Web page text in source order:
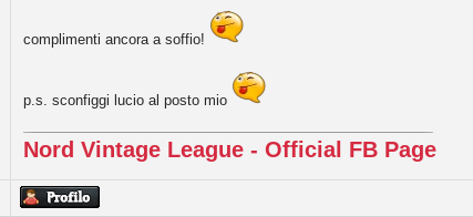
complimenti ancora a soffio!
p.s. sconfiggi lucio al posto mio
Nord Vintage League - Official FB Page